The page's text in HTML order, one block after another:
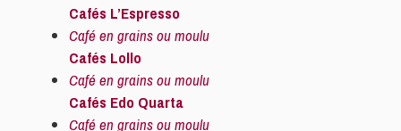
Cafés L’Espresso
Café en grains ou moulu
Cafés Lollo
Café en grains ou moulu
Cafés Edo Quarta
Café en grains ou moulu